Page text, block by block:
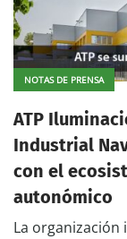
NOTAS DE PRENSA
ATP
Industrial
con el
autonómico
La